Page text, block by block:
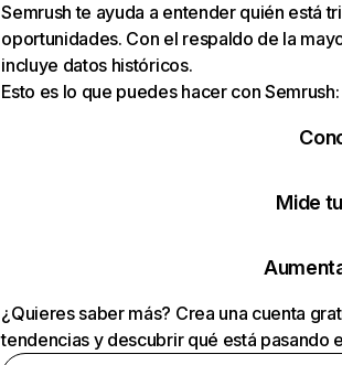
Semrush te ayuda a entender quién está
oportunidades. Con el respaldo de la
incluye datos históricos.
Esto es lo que puedes hacer con Semrush:
Mide
¿Quieres saber más? Crea una cuenta
tendencias y descubrir qué está pasando